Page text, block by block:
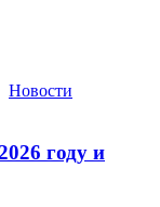
Новости
году и